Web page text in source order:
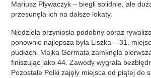
Mariusz Pływaczyk – biegli solidnie, ale
przesunęła ich na dalsze lokaty.
Niedziela przyniosła podobny obraz
ponownie najlepsza była Liszka – 31.
pudłach. Majka Germata zamknęła
finiszując jako 44. Zawody wygrała
Pozostałe Polki zajęły miejsca od piątej do